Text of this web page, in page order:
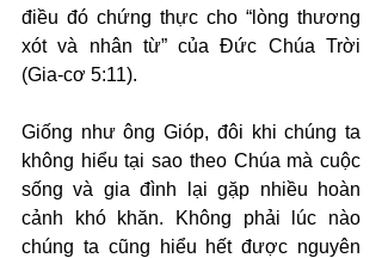
điều đó chứng thực cho “lòng thương
xót và nhân từ” của Đức Chúa Trời
(Gia-cơ 5:11).
Giống như ông Gióp, đôi khi chúng ta
không hiểu tại sao theo Chúa mà cuộc
sống và gia đình lại gặp nhiều hoàn
cảnh khó khăn. Không phải lúc nào
chúng ta cũng hiểu hết được nguyên